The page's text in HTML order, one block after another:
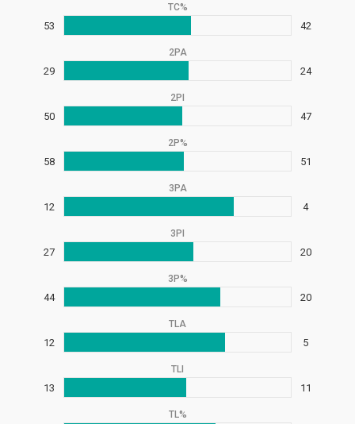
TC%
53 42
2PA
29 24
2PI
50 47
2P%
58 51
3PA
12 4
3PI
27 20
3P%
44 20
TLA
12 5
TLI
13 11
TL%